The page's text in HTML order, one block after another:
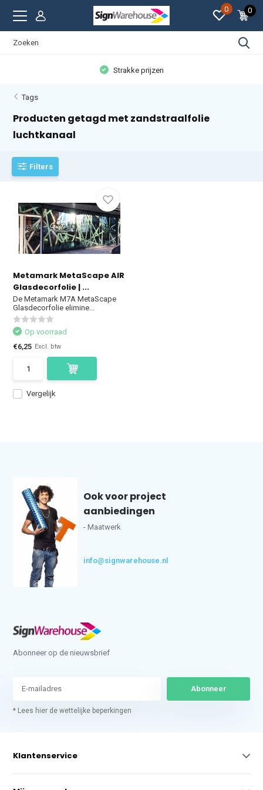
0 0
Strakke prijzen
Tags
Producten getagd met zandstraalfolie
luchtkanaal
Filters
Metamark MetaScape AIR
Glasdecorfolie | ...
De Metamark M7A MetaScape
Glasdecorfolie elimine...
Vergelijk
Op voorraad
€6,25 Excl. btw
Ook voor project
aanbiedingen
- Maatwerk
info@signwarehouse.nl
Abonneer op de nieuwsbrief
Abonneer
* Lees hier de wettelijke beperkingen
Klantenservice